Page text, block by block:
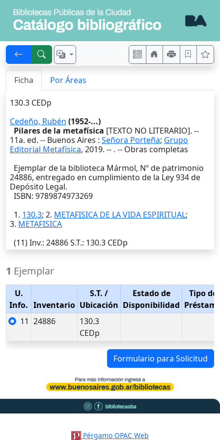
Ficha Por Áreas
130.3 CEDp
Cedeño, Rubén (1952-...)
Pilares de la metafísica [TEXTO NO LITERARIO]. --
11a. ed. -- Buenos Aires : Señora Porteña; Grupo
Editorial Metafísica, 2019. -- . -- Obras completas
Ejemplar de la biblioteca Mármol, Nº de patrimonio
24886, entregado en cumplimiento de la Ley 934 de
Depósito Legal.
ISBN: 9789874973269
1. 130.3; 2. METAFISICA DE LA VIDA ESPIRITUAL;
3. METAFISICA
(11)Inv.: 24886S.T.: 130.3 CEDp
1 Ejemplar
U.
Info. Inventario
S.T. /
Ubicación
Estado de
Disponibilidad
Tipo de
11 24886
130.3
CEDp
Formulario para Solicitud
Pérgamo OPAC Web